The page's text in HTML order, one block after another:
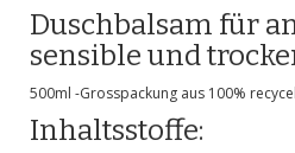
Duschbalsam für
sensible und
500ml -Grosspackung aus 100%
Inhaltsstoffe: